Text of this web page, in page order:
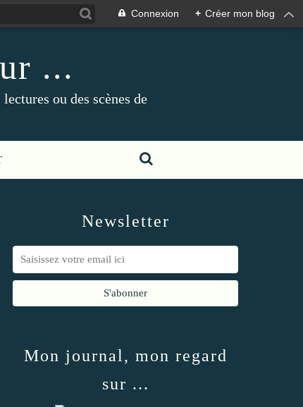
Connexion + Créer mon blog
...
ou des scènes de
Newsletter
Mon journal, mon regard
sur ...